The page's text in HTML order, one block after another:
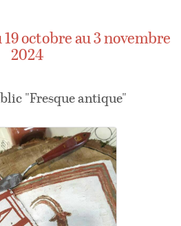
octobre au 3 novembre
2024
"Fresque antique"